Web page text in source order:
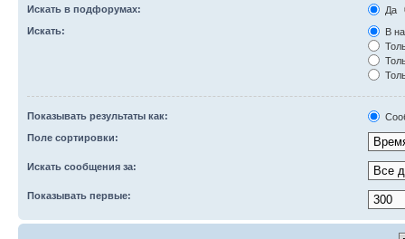
Искать в подфорумах:
Да
Искать:
В
Показывать результаты как:
Поле сортировки:
Искать сообщения за:
Показывать первые: